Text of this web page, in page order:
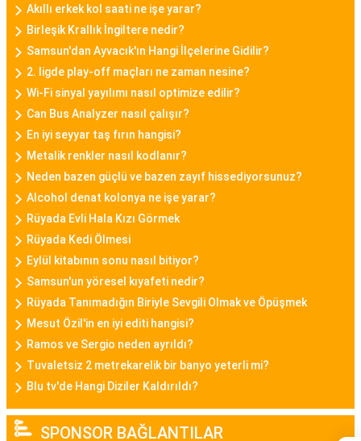
Daniel Klein Bayan Saat
Daniel Klein, şıklık ve kaliteyi bir araya getiren
bayan saat modelleriyle bilinen bir markadır.
Minimalist tasarımları, zarif detayları ve kaliteli
malzemeleriyle Daniel Klein bayan saatleri,
kullanıcılarına tarz bir görünüm sunar.
Casio Bayan Saat
Casio, sağlamlığı ve fonksiyonelliği ile tanınan bir
markadır. Casio bayan saat modelleri, dayanıklılık
ve şıklığı bir araya getirerek spor ve günlük
kullanıma uygun seçenekler sunar.
Fossil Bayan Saat
Fossil, vintage ve modern tasarımları başarıyla
birleştiren bayan saat modelleriyle bilinir. Fossil
bayan saatleri, özgün detaylar ve kaliteli malzeme
kullanımıyla öne çıkar.
Altın Saat Bayan
Akıllı erkek kol saati ne işe yarar?
Birleşik Krallık İngiltere nedir?
Samsun'dan Ayvacık'ın Hangi İlçelerine Gidilir?
2. ligde play-off maçları ne zaman nesine?
Wi-Fi sinyal yayılımı nasıl optimize edilir?
Can Bus Analyzer nasıl çalışır?
En iyi seyyar taş fırın hangisi?
Metalik renkler nasıl kodlanır?
Neden bazen güçlü ve bazen zayıf hissediyorsunuz?
Alcohol denat kolonya ne işe yarar?
Rüyada Evli Hala Kızı Görmek
Rüyada Kedi Ölmesi
Eylül kitabının sonu nasıl bitiyor?
Samsun'un yöresel kıyafeti nedir?
Rüyada Tanımadığın Biriyle Sevgili Olmak ve Öpüşmek
Mesut Özil'in en iyi editi hangisi?
Ramos ve Sergio neden ayrıldı?
Tuvaletsiz 2 metrekarelik bir banyo yeterli mi?
Blu tv'de Hangi Diziler Kaldırıldı?
SPONSOR BAĞLANTILAR